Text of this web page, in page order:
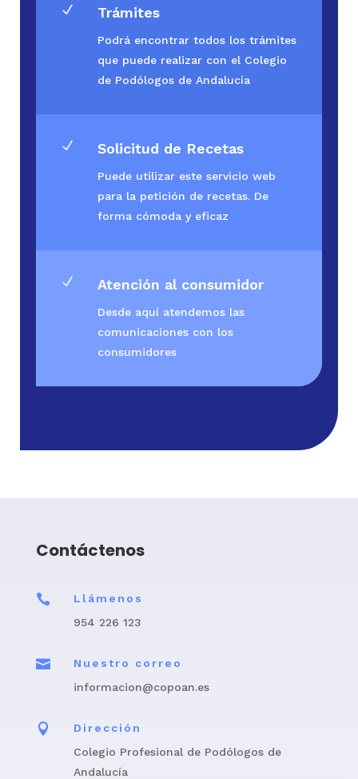
N Trámites
Podrá encontrar todos los trámites
que puede realizar con el Colegio
de Podólogos de Andalucía
N Solicitud de Recetas
Puede utilizar este servicio web
para la petición de recetas. De
forma cómoda y eficaz
N Atención al consumidor
Desde aquí atendemos las
comunicaciones con los
consumidores
Contáctenos

Llámenos
954 226 123

Nuestro correo
informacion@copoan.es

Dirección
Colegio Profesional de Podólogos de
Andalucía